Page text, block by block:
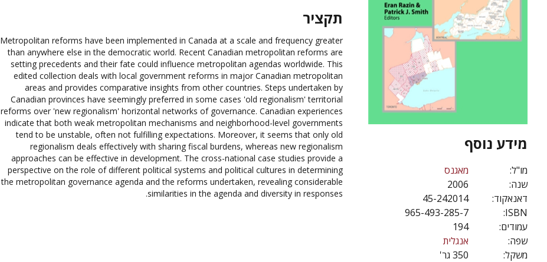
מידע נוסף
מו"ל:
מאגנס
שנה:
2006
דאנאקוד:
45-242014
ISBN:
965-493-285-7
עמודים:
194
שפה:
אנגלית
משקל:
350 גר'
תקציר
Metropolitan reforms have been implemented in Canada at a scale and frequency greater
than anywhere else in the democratic world. Recent Canadian metropolitan reforms are
setting precedents and their fate could influence metropolitan agendas worldwide. This
edited collection deals with local government reforms in major Canadian metropolitan
areas and provides comparative insights from other countries. Steps undertaken by
Canadian provinces have seemingly preferred in some cases 'old regionalism' territorial
reforms over 'new regionalism' horizontal networks of governance. Canadian experiences
indicate that both weak metropolitan mechanisms and neighborhood-level governments
tend to be unstable, often not fulfilling expectations. Moreover, it seems that only old
regionalism deals effectively with sharing fiscal burdens, whereas new regionalism
approaches can be effective in development. The cross-national case studies provide a
perspective on the role of different political systems and political cultures in determining
the metropolitan governance agenda and the reforms undertaken, revealing considerable
similarities in the agenda and diversity in responses.